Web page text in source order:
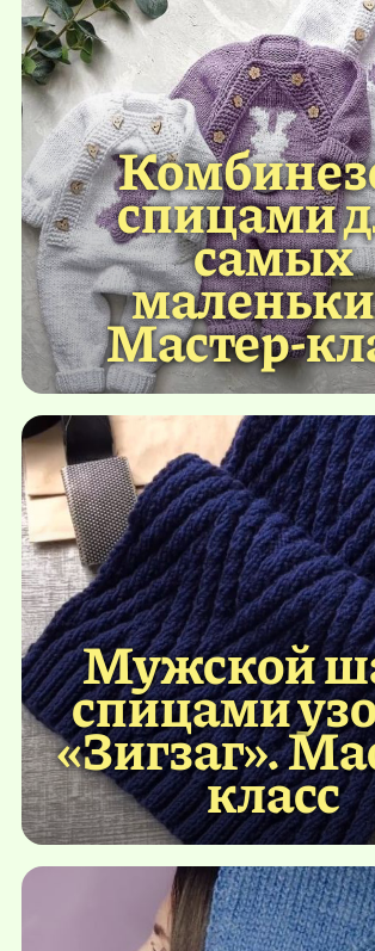
спицами
самых
Мастер-
Мужской
спицами
«Зигзаг».
класс